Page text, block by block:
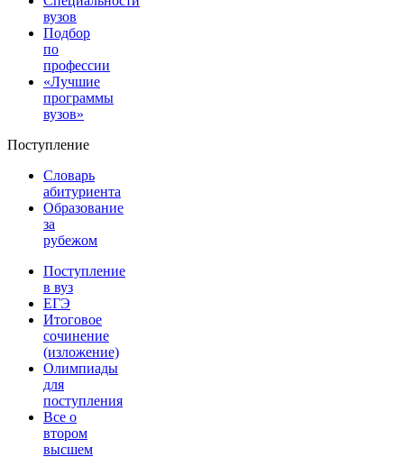
вузов
Подбор
по
профессии
«Лучшие
программы
вузов»
Поступление
Словарь
абитуриента
Образование
за
рубежом
Поступление
в вуз
ЕГЭ
Итоговое
сочинение
(изложение)
Олимпиады
для
поступления
Все о
втором
высшем